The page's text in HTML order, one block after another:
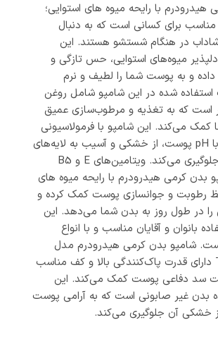
هیدرودرم با رایحه میوه های استوایی؛
مناسب برای کسانی است که به دنبال
شاداب در هنگام شستشو هستند. این
دلپذیر میوه‌های استوایی، حس تازگی و
داده و به پوست شما را لطیف و نرم
استفاده شده در این شامپو شامل روغن
است که به تغذیه و مرطوب‌سازی عمیق
می‌کند. این شامپو با فرمولاسیونی
ملایم و سازگار با pH پوست، از خشکی و آسیب به لایه‌های
طبیعی پوست جلوگیری می‌کند. ویتامین‌های E و B5
بدن کرمی هیدرودرم با رایحه میوه های
رطوبت و جوانسازی پوست کمک کرده و
در طول روز به بدن شما می‌دهد. این
بانوان و آقایان مناسب و با انواع
شامپو بدن کرمی هیدرودرم مدل
Tropical Fruits دارای قدرت پاک‌کنندگی بالا و کف مناسب
سد دفاعی پوست کمک می‌کند. این
بدن غیر صابونی است که به آرامی پوست
خشکی آن جلوگیری می‌کند.